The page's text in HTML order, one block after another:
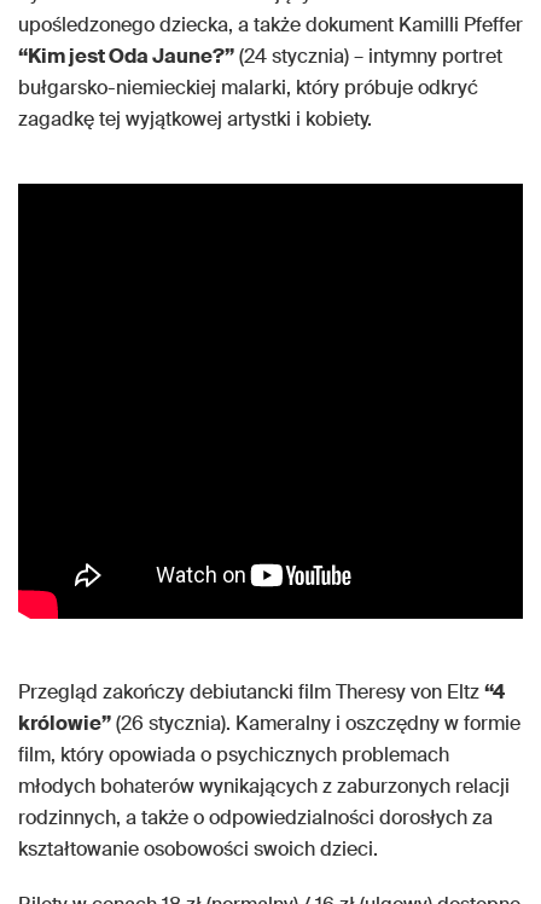
upośledzonego dziecka, a także dokument Kamilli Pfeffer
“Kim jest Oda Jaune?”(24 stycznia) – intymny portret
bułgarsko-niemieckiej malarki, który próbuje odkryć
zagadkę tej wyjątkowej artystki i kobiety.
Przegląd zakończy debiutancki film Theresy von Eltz“4
królowie”(26 stycznia). Kameralny i oszczędny w formie
film, który opowiada o psychicznych problemach
młodych bohaterów wynikających z zaburzonych relacji
rodzinnych, a także o odpowiedzialności dorosłych za
kształtowanie osobowości swoich dzieci.